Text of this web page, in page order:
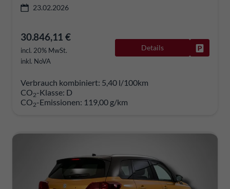
23.02.2026
30.846,11 €
incl. 20% MwSt.
inkl. NoVA
Details
Verbrauch kombiniert: 5,40 l/100km
CO2-Klasse: D
CO2-Emissionen: 119,00 g/km